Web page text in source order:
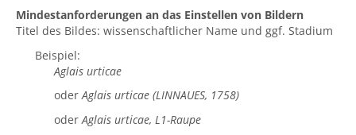
Mindestanforderungen an das Einstellen von Bildern
Titel des Bildes: wissenschaftlicher Name und ggf. Stadium
Beispiel:
Aglais urticae
oderAglais urticae (LINNAUES, 1758)
oderAglais urticae, L1-Raupe